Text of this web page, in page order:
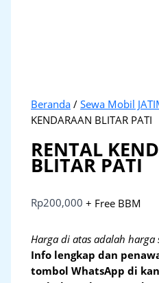
Beranda /Sewa Mobil
KENDARAAN BLITAR PATI
RENTAL
BLITAR PATI
Rp200,000 + Free BBM
Harga di atas adalah
Info lengkap dan
tombol WhatsApp di